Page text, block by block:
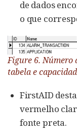
de dados
o que
Figure 6. Número
tabela e
FirstAID
vermelho
fonte preta.